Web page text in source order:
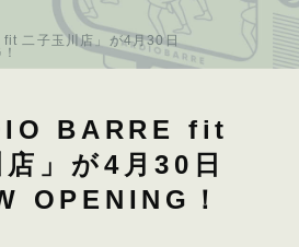
fit 二子玉川店」が4月30日
BARRE fit
」が4月30日
OPENING！